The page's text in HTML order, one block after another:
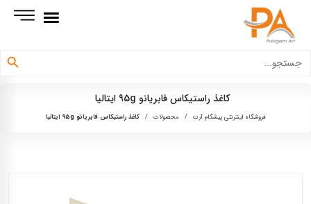
برای:
دکمه جستجو
کاغذ راستیکاس فابریانو 95g ایتالیا
فروشگاه اینترنتی پیشگام آرت / محصولات / کاغذ راستیکاس فابریانو 95g ایتالیا